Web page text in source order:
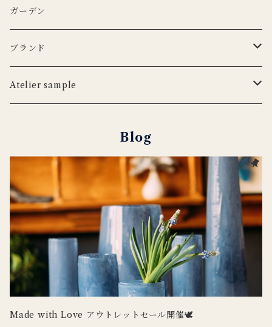
3RD CERAMICS
KIMOTO GLASS TOKYO
LSA
カトラリー
Cutipol
ナプキンリング
WILDLIFE GARDEN
ウッドボード
Uyuni Lithing
LSA
DEKO candle
アニマルフック
オブジェ
フラワーベース
Henry Dean
３RD CERAMICS
iittala
CARRON
OFFICINA NATURALIS
ルームシューズ
tronco
カードホルダー
ラグ
その他インテリア
CARRON
サスペンダー
BERTELLES
ポーチ
tronco
タオル
ガーデン
ブランド
Blabla Kids
DOING GOODS
DUTCH DELUXES
OFFICINA NATURALIS
Uyuni Lighting
Atelier sample
フラワーベース
Blog
Made with Love アウトレットセール開催🕊